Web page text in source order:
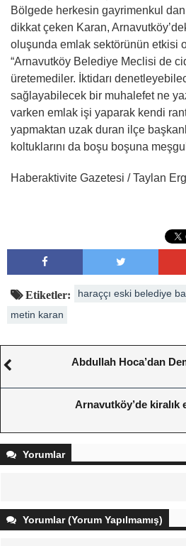
Bölgede herkesin gayrimenkul
dikkat çeken Karan,
oluşunda emlak sektörünün etkisi
“Arnavutköy Belediye Meclisi de
üretemediler. İktidarı
sağlayabilecek bir muhalefet ne
varken emlak işi yaparak kendi
yapmaktan uzak duran ilçe
koltuklarını da boşu boşuna
Haberaktivite Gazetesi / Taylan
Etiketler: haraççı eski belediye
metin karan
Abdullah Hoca’dan
Arnavutköy’de kiralık
Yorumlar
Yorumlar (Yorum Yapılmamış)